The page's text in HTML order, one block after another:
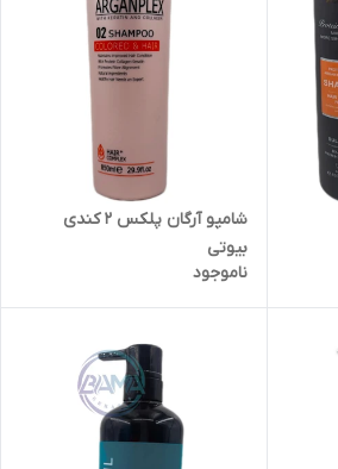
شامپو آرگان پلکس ۲ کندی
بیوتی
ناموجود